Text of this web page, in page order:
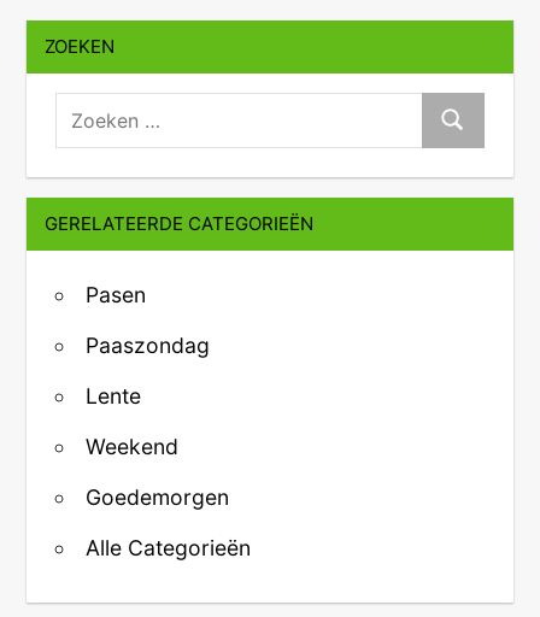
ZOEKEN
zoeken:
Zoeken
GERELATEERDE CATEGORIEËN
Pasen
Paaszondag
Lente
Weekend
Goedemorgen
Alle Categorieën